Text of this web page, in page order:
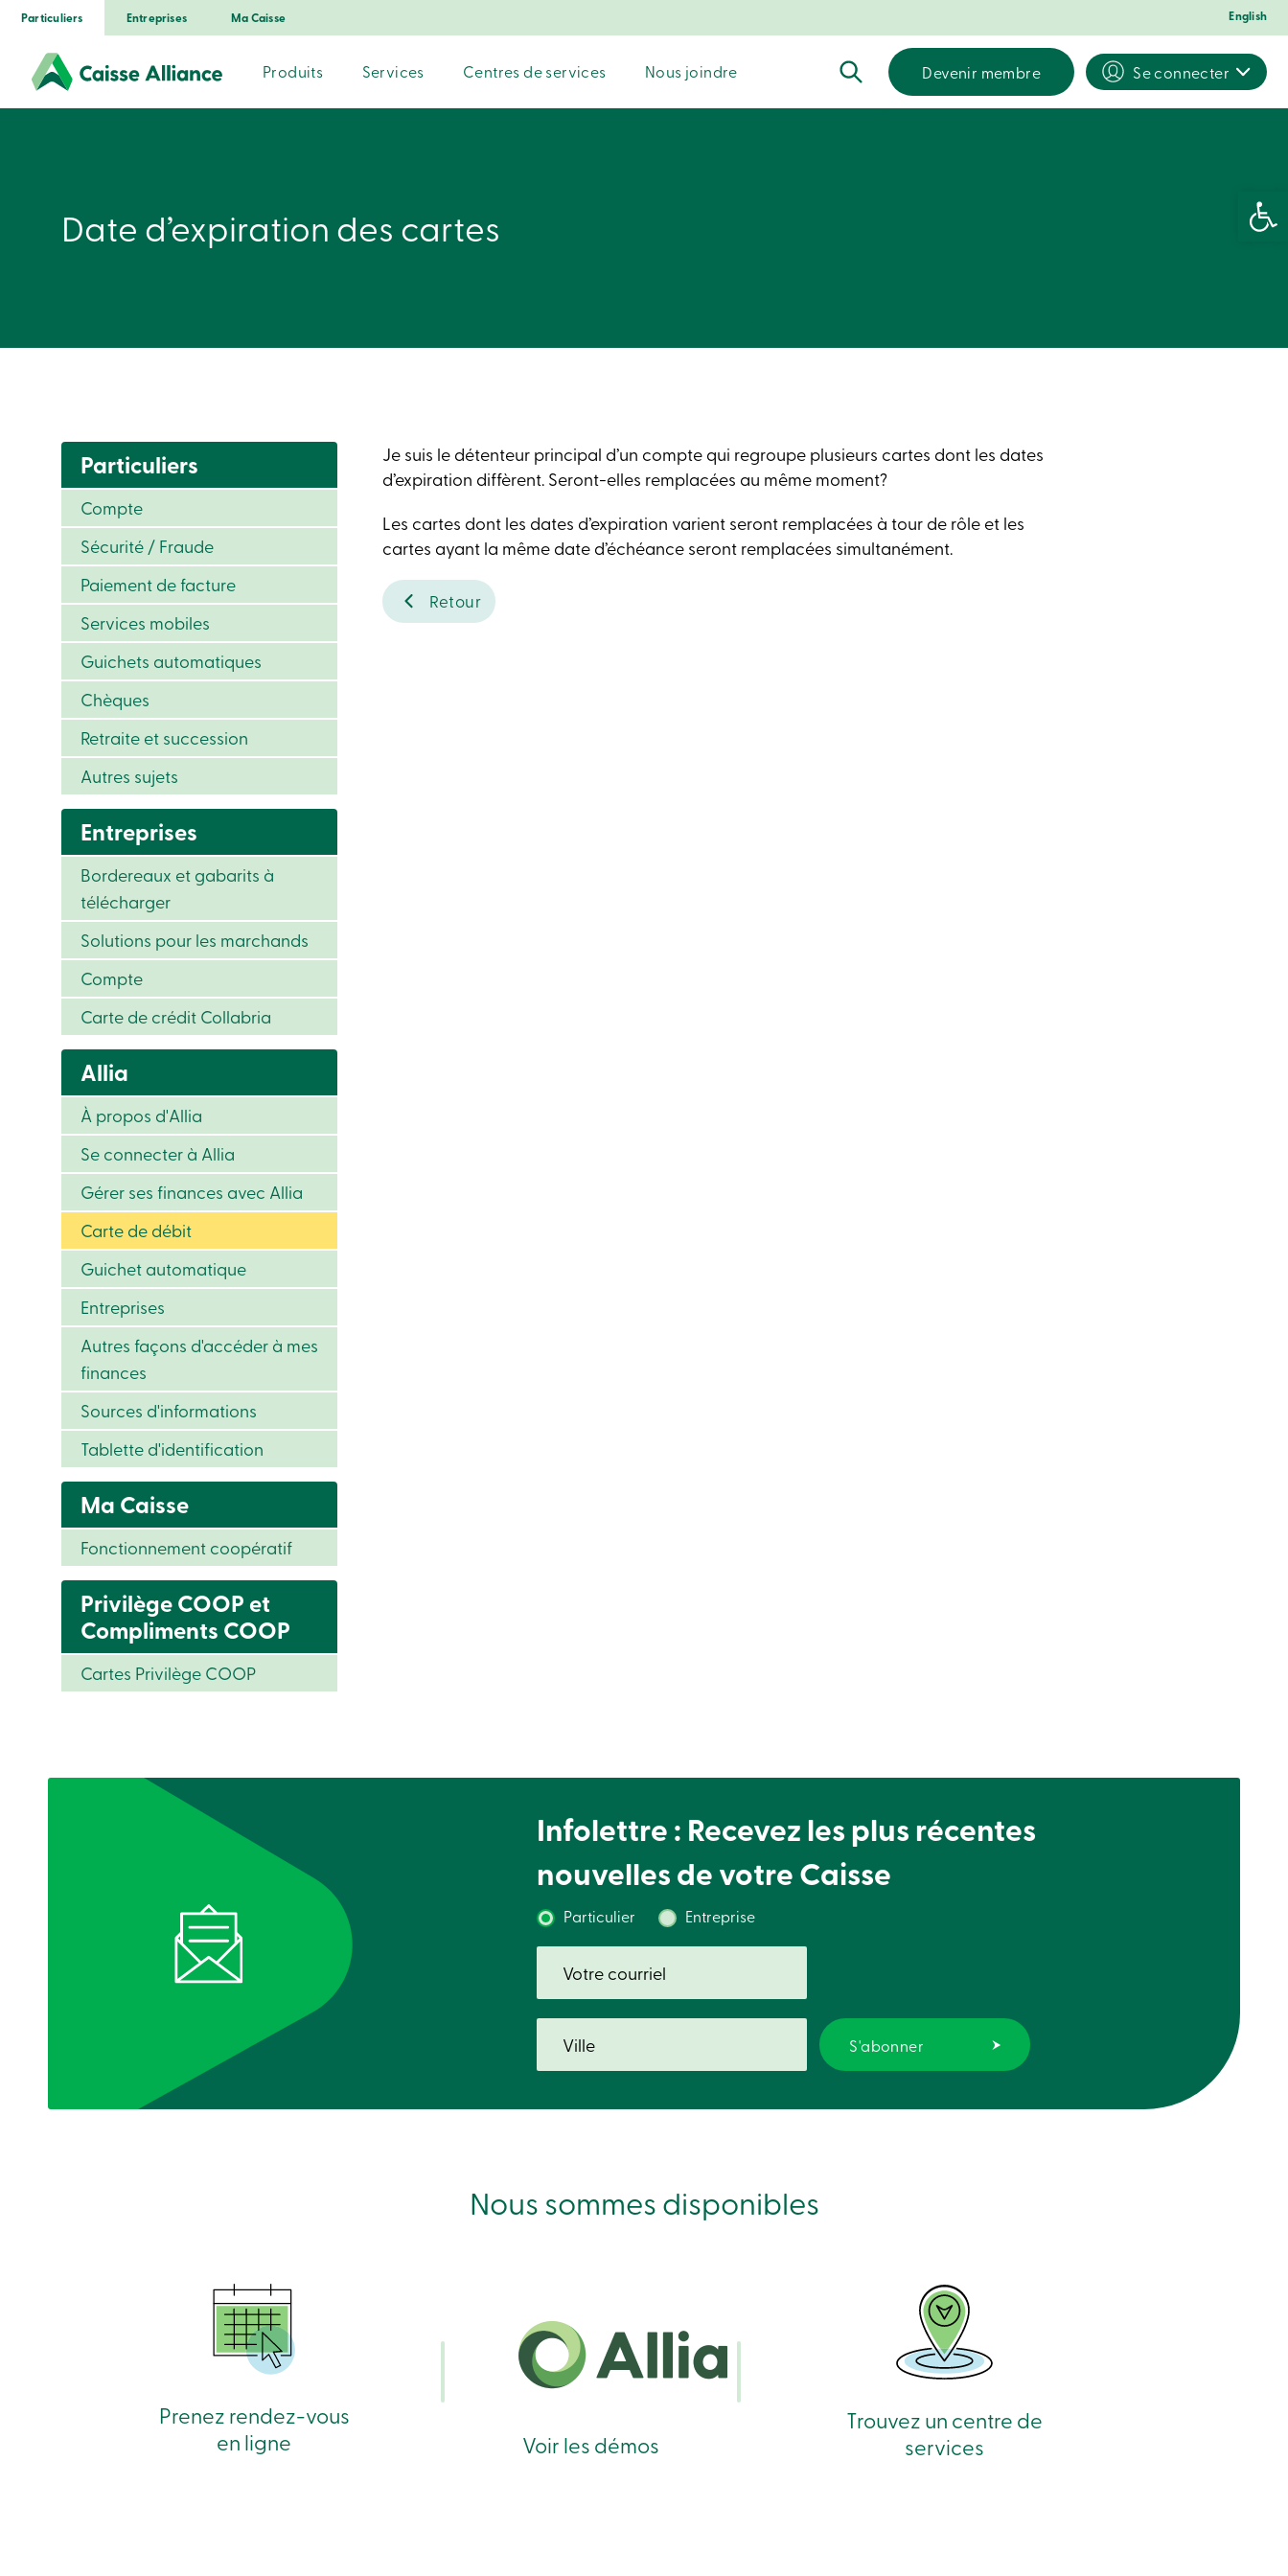
Ouvrir
Particuliers
Produits Services Centres de services Nous joindre Devenir membre Se connecter
Entreprises Ma Caisse English
Date d’expiration des cartes
Particuliers
Compte
Sécurité / Fraude
Paiement de facture
Services mobiles
Guichets automatiques
Chèques
Retraite et succession
Autres sujets
Entreprises
Bordereaux et gabarits à
télécharger
Solutions pour les marchands
Compte
Carte de crédit Collabria
Allia
À propos d'Allia
Se connecter à Allia
Gérer ses finances avec Allia
Carte de débit
Guichet automatique
Entreprises
Autres façons d'accéder à mes
finances
Sources d'informations
Tablette d'identification
Ma Caisse
Fonctionnement coopératif
Privilège COOP et
Compliments COOP
Cartes Privilège COOP
Je suis le détenteur principal d’un compte qui regroupe plusieurs cartes dont les dates
d’expiration diffèrent. Seront-elles remplacées au même moment?
Les cartes dont les dates d’expiration varient seront remplacées à tour de rôle et les
cartes ayant la même date d’échéance seront remplacées simultanément.
Retour
Infolettre : Recevez les plus récentes
nouvelles de votre Caisse
Particulier Entreprise
Nous sommes disponibles
Prenez rendez-vous
en ligne
Voir les démos
Trouvez un centre de
services